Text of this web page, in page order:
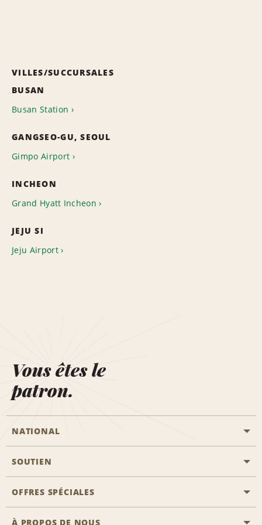
VILLES/SUCCURSALES
BUSAN
Busan Station
GANGSEO-GU, SEOUL
Gimpo Airport
INCHEON
Grand Hyatt Incheon
JEJU SI
Jeju Airport
Vous êtes le
patron.
NATIONAL
Aviation générale
Emplacements Emerald Aisle
Agents de voyage
SOUTIEN
Clients ayant un handicap
Nous contacter
OFFRES SPÉCIALES
À PROPOS DE NOUS